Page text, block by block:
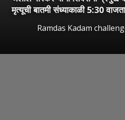
मृत्यूची बातमी संध्याकाळी 5:30 वाजता
Ramdas Kadam